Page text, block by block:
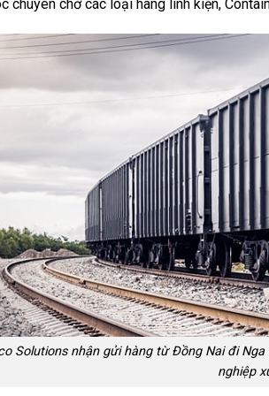
chuyên chở các loại hàng linh kiện,
Solutions nhận gửi hàng từ Đồng Nai đi
nghiệp